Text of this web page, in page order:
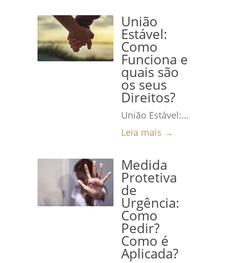
União
Estável:
Como
Funciona e
quais são
os seus
Direitos?
União Estável:...
Leia mais →
Medida
Protetiva
de
Urgência:
Como
Pedir?
Como é
Aplicada?